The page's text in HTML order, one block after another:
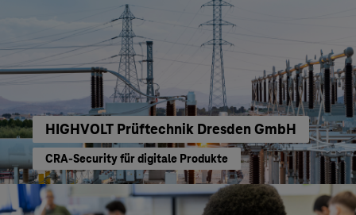
HIGHVOLT Prüftechnik Dresden GmbH
CRA-Security für digitale Produkte